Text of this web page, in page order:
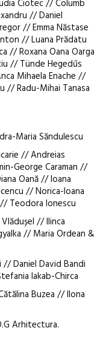
Ciotec // Columb
// Daniel
// Emma Năstase
// Luana Prădatu
// Roxana Oana Oarga
// Tünde Hegedűs
Mihaela Enache //
// Radu-Mihai Tanasa
Maria Săndulescu
// Andreias
George Caraman //
Oană // Ioana
// Norica-Ioana
Teodora Ionescu
// Ilinca
// Maria Ordean &
Daniel David Bandi
Iakab-Chirca
Buzea // Ilona
Arhitectura.